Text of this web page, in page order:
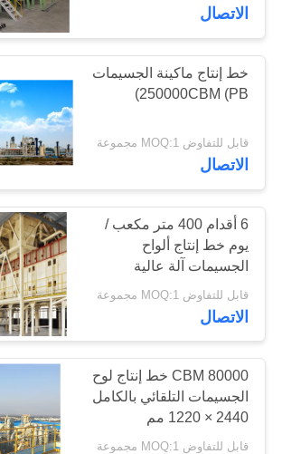
مراقبة
الجودة
اتصل
اطلب
اقتباس
خريطة
الموقع
PRIVACY
POLICY
الاتصال
خط إنتاج ماكينة الجسيمات
250000CBM (PB)
قابل للتفاوض MOQ:1 مجموعة
الاتصال
6 أقدام 400 متر مكعب /
يوم خط إنتاج ألواح
الجسيمات آلة عالية
الإنتاجية
قابل للتفاوض MOQ:1 مجموعة
الاتصال
80000 CBM خط إنتاج لوح
الجسيمات التلقائي بالكامل
2440 × 1220 مم
قابل للتفاوض MOQ:1 مجموعة